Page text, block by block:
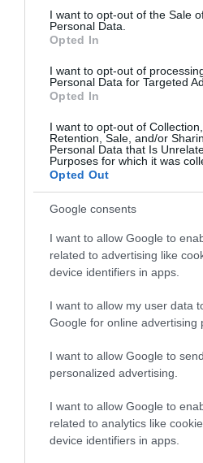
consent section.
I want to opt-out of the Sale
Personal Data.
Opted In
I want to opt-out of
Personal Data for Targeted
Opted In
I want to opt-out of Collection,
Retention, Sale, and/or
Personal Data that Is
Purposes for which it was
Opted Out
Google consents
I want to allow Google to
related to advertising like
device identifiers in apps.
I want to allow my user data
Google for online advertising
I want to allow Google to
personalized advertising.
I want to allow Google to
related to analytics like
device identifiers in apps.
tükrözik. A szerkesztőség mindössze a hírek
tartalmazzák.
Kérjük, kulturáltan, mások személyiségi
tartásával kommenteljenek!
ma.hu
Saját életét is kockára tette
megállítsa a tüzet
Második világháborús MG-42